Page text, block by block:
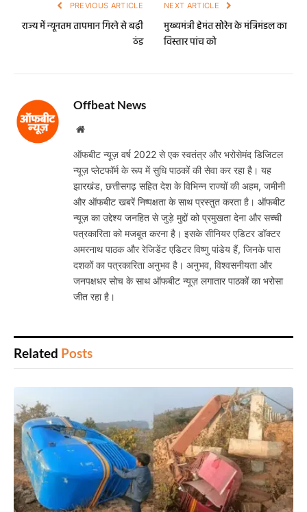
PREVIOUS ARTICLE
राज्य में न्यूनतम तापमान गिरने से बढ़ी
ठंड
NEXT ARTICLE
मुख्यमंत्री हेमंत सोरेन के मंत्रिमंडल का
विस्तार पांच को
Offbeat News
Website
ऑफबीट न्यूज़ वर्ष 2022 से एक स्वतंत्र और भरोसेमंद डिजिटल
न्यूज़ प्लेटफॉर्म के रूप में सुधि पाठकों की सेवा कर रहा है। यह
झारखंड, छत्तीसगढ़ सहित देश के विभिन्न राज्यों की अहम, जमीनी
और ऑफबीट खबरें निष्पक्षता के साथ प्रस्तुत करता है। ऑफबीट
न्यूज़ का उद्देश्य जनहित से जुड़े मुद्दों को प्रमुखता देना और सच्ची
पत्रकारिता को मजबूत करना है। इसके सीनियर एडिटर डॉक्टर
अमरनाथ पाठक और रेजिडेंट एडिटर विष्णु पांडेय हैं, जिनके पास
दशकों का पत्रकारिता अनुभव है। अनुभव, विश्वसनीयता और
जनपक्षधर सोच के साथ ऑफबीट न्यूज़ लगातार पाठकों का भरोसा
जीत रहा है।
Related Posts